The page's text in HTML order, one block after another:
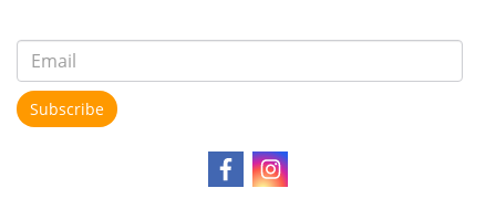
Subscribe